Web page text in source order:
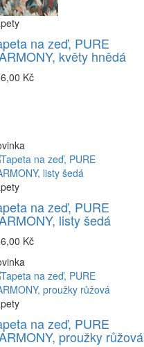
na zeď, PURE
květy hnědá
Kč
na zeď, PURE
listy šedá
Kč
na zeď, PURE
proužky růžová